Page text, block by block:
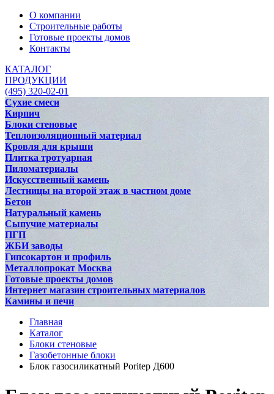
О компании
Строительные работы
Готовые проекты домов
Контакты
КАТАЛОГ
ПРОДУКЦИИ
(495) 320-02-01
Сухие смеси
Кирпич
Блоки стеновые
Теплоизоляционный материал
Кровля для крыши
Плитка тротуарная
Пиломатериалы
Искусственный камень
Лестницы на второй этаж в частном доме
Бетон
Натуральный камень
Сыпучие материалы
ПГП
ЖБИ заводы
Гипсокартон и профиль
Металлопрокат Москва
Готовые проекты домов
Интернет магазин строительных материалов
Камины и печи
Главная
Каталог
Блоки стеновые
Газобетонные блоки
Блок газосиликатный Poritep Д600